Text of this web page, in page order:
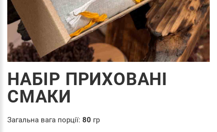
НАБІР ПРИХОВАНІ
СМАКИ
Загальна вага порції: 80 гр